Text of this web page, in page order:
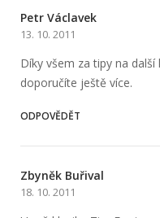
Petr Václavek
13. 10. 2011
Díky všem za tipy na
doporučíte ještě více.
ODPOVĚDĚT
Zbyněk Buřival
18. 10. 2011